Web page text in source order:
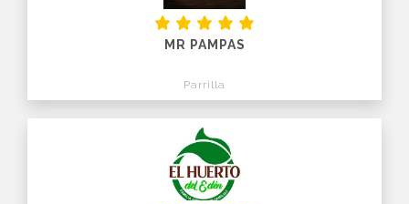
MR PAMPAS
Parrilla